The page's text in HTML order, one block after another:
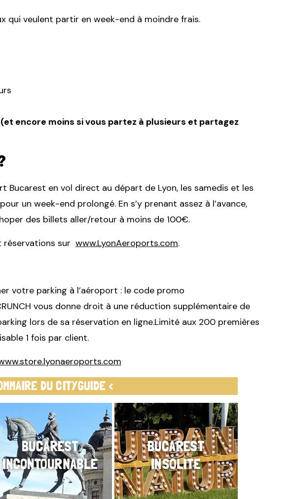
qui veulent partir en week-end à moindre frais.
encore moins si vous partez à plusieurs et partagez
Bucarest en vol direct au départ de Lyon, les samedis et les
un week-end prolongé. En s’y prenant assez à l’avance,
des billets aller/retour à moins de 100€.
sur www.LyonAeroports.com.
votre parking à l’aéroport : le code promo
vous donne droit à une réduction supplémentaire de
lors de sa réservation en ligne.Limité aux 200 premières
1 fois par client.